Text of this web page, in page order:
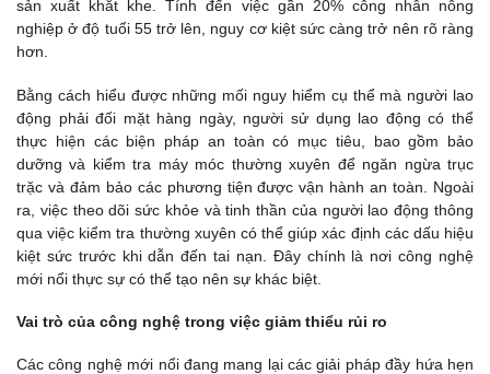
sản xuất khắt khe. Tính đến việc gần 20% công nhân nông
nghiệp ở độ tuổi 55 trở lên, nguy cơ kiệt sức càng trở nên rõ ràng
hơn.
Bằng cách hiểu được những mối nguy hiểm cụ thể mà người lao
động phải đối mặt hàng ngày, người sử dụng lao động có thể
thực hiện các biện pháp an toàn có mục tiêu, bao gồm bảo
dưỡng và kiểm tra máy móc thường xuyên để ngăn ngừa trục
trặc và đảm bảo các phương tiện được vận hành an toàn. Ngoài
ra, việc theo dõi sức khỏe và tinh thần của người lao động thông
qua việc kiểm tra thường xuyên có thể giúp xác định các dấu hiệu
kiệt sức trước khi dẫn đến tai nạn. Đây chính là nơi công nghệ
mới nổi thực sự có thể tạo nên sự khác biệt.
Vai trò của công nghệ trong việc giảm thiểu rủi ro
Các công nghệ mới nổi đang mang lại các giải pháp đầy hứa hẹn